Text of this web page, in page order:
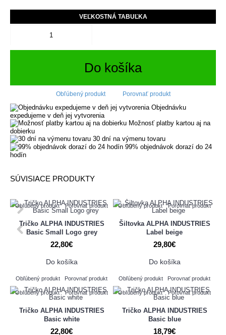
VEĽKOSTNÁ TABUĽKA
Do košíka
Obľúbený produkt Porovnať produkt
Objednávku
expedujeme v deň jej vytvorenia
Možnosť platby kartou aj na
dobierku
30 dní na výmenu tovaru
99% objednávok dorazí do 24
hodín
SÚVISIACE PRODUKTY
Obľúbený produkt Porovnať produkt
Tričko ALPHA INDUSTRIES
Basic Small Logo grey
22,80€
Do košíka
Obľúbený produkt Porovnať produkt
Obľúbený produkt Porovnať produkt
Šiltovka ALPHA INDUSTRIES
Label beige
29,80€
Do košíka
Obľúbený produkt Porovnať produkt
Obľúbený produkt Porovnať produkt
Tričko ALPHA INDUSTRIES
Basic white
22,80€
Obľúbený produkt Porovnať produkt
Tričko ALPHA INDUSTRIES
Basic blue
18,79€